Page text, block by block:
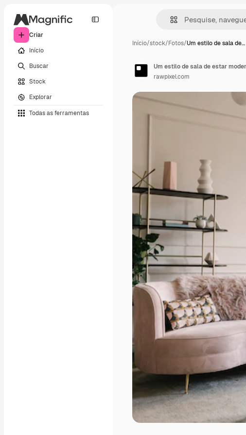
Criar
Início
Buscar
Stock
Explorar
Todas as ferramentas
Início/stock/Fotos/Um estilo de sala de…
Um estilo de sala de estar
rawpixel.com